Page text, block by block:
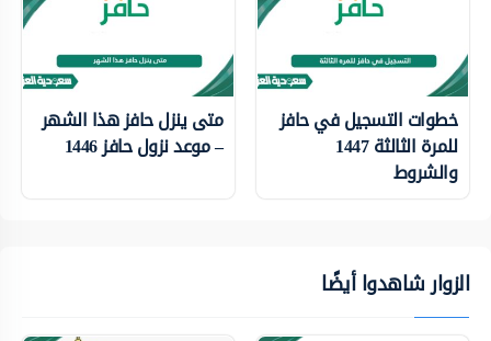
خطوات التسجيل في حافز
للمرة الثالثة 1447
والشروط
متى ينزل حافز هذا الشهر
– موعد نزول حافز 1446
الزوار شاهدوا أيضًا